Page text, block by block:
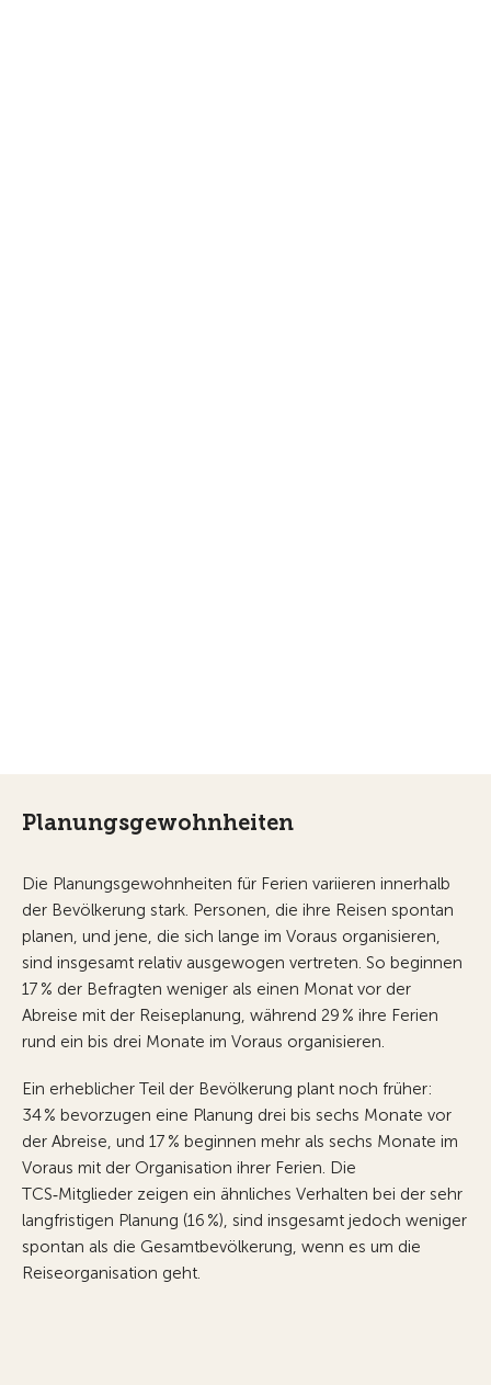
Planungsgewohnheiten
Die Planungsgewohnheiten für Ferien variieren innerhalb
der Bevölkerung stark. Personen, die ihre Reisen spontan
planen, und jene, die sich lange im Voraus organisieren,
sind insgesamt relativ ausgewogen vertreten. So beginnen
17 % der Befragten weniger als einen Monat vor der
Abreise mit der Reiseplanung, während 29 % ihre Ferien
rund ein bis drei Monate im Voraus organisieren.
Ein erheblicher Teil der Bevölkerung plant noch früher:
34 % bevorzugen eine Planung drei bis sechs Monate vor
der Abreise, und 17 % beginnen mehr als sechs Monate im
Voraus mit der Organisation ihrer Ferien. Die
TCS‑Mitglieder zeigen ein ähnliches Verhalten bei der sehr
langfristigen Planung (16 %), sind insgesamt jedoch weniger
spontan als die Gesamtbevölkerung, wenn es um die
Reiseorganisation geht.